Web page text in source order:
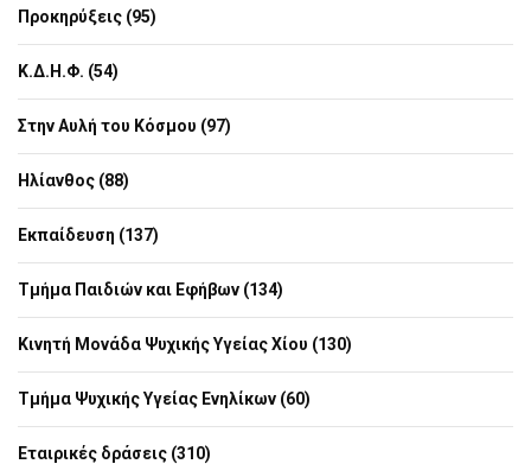
Προκηρύξεις (95)
Κ.Δ.Η.Φ. (54)
Στην Αυλή του Κόσμου (97)
Ηλίανθος (88)
Εκπαίδευση (137)
Τμήμα Παιδιών και Εφήβων (134)
Κινητή Μονάδα Ψυχικής Υγείας Χίου (130)
Τμήμα Ψυχικής Υγείας Ενηλίκων (60)
Εταιρικές δράσεις (310)